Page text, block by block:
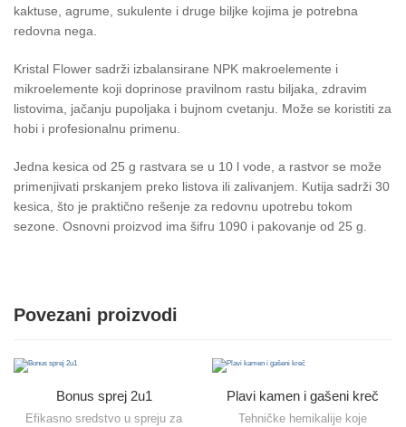
kaktuse, agrume, sukulente i druge biljke kojima je potrebna
redovna nega.
Kristal Flower sadrži izbalansirane NPK makroelemente i
mikroelemente koji doprinose pravilnom rastu biljaka, zdravim
listovima, jačanju pupoljaka i bujnom cvetanju. Može se koristiti za
hobi i profesionalnu primenu.
Jedna kesica od 25 g rastvara se u 10 l vode, a rastvor se može
primenjivati prskanjem preko listova ili zalivanjem. Kutija sadrži 30
kesica, što je praktično rešenje za redovnu upotrebu tokom
sezone. Osnovni proizvod ima šifru 1090 i pakovanje od 25 g.
Povezani proizvodi
Bonus sprej 2u1
Efikasno sredstvo u spreju za
Plavi kamen i gašeni kreč
Tehničke hemikalije koje